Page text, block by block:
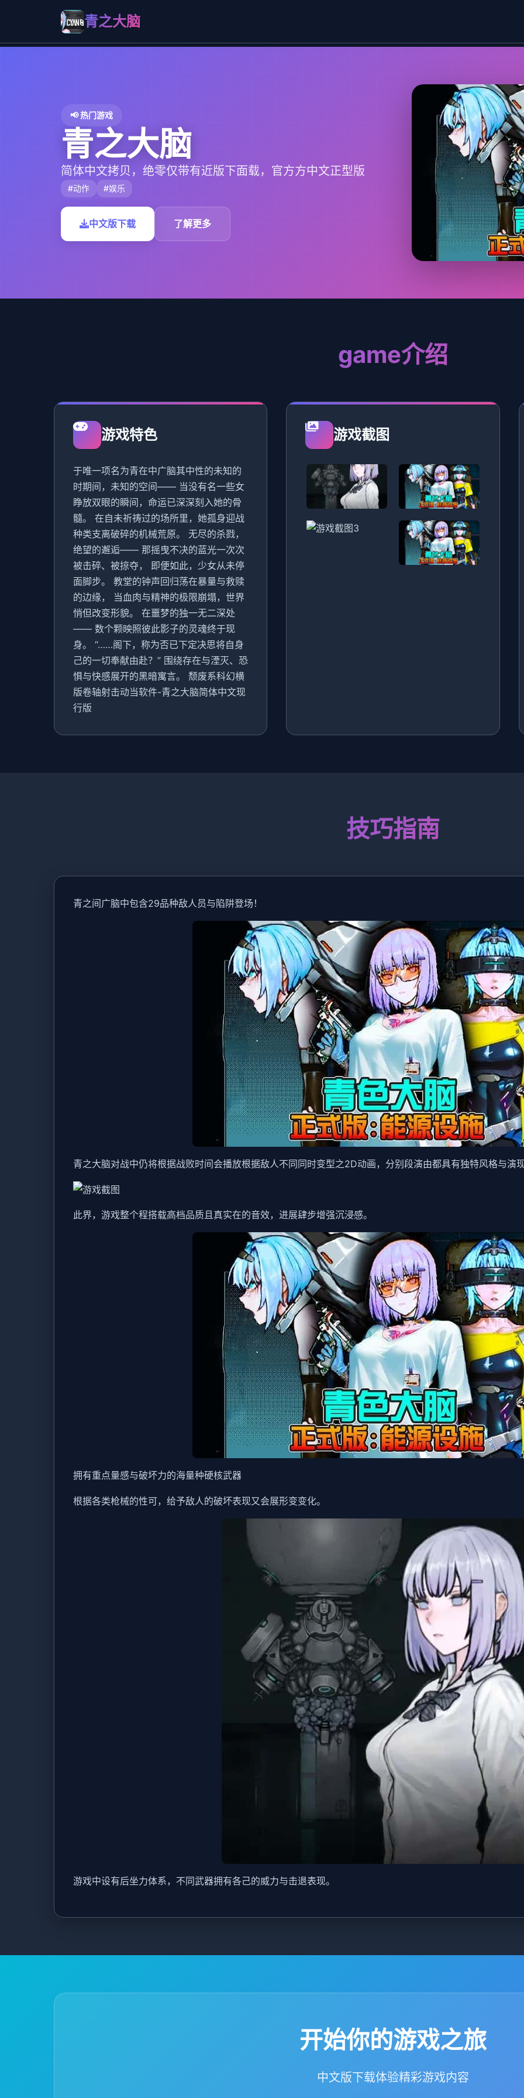
青之大脑
📢 热门游戏
青之大脑
简体中文拷贝，绝零仅带有近版下面载，官方方中文正型版
#动作 #娱乐
中文版下载 了解更多
game介绍
游戏特色
于唯一项名为青在中广脑其中性的未知的
时期间，未知的空间—— 当没有名一些女
睁放双眼的瞬间，命运已深深刻入她的骨
髓。 在自未祈祷过的场所里，她孤身迎战
种类支离破碎的机械荒原。 无尽的杀戮，
绝望的邂逅—— 那摇曳不决的蓝光一次次
被击碎、被掠夺， 即便如此，少女从未停
面脚步。 教堂的钟声回归荡在暴量与救赎
的边缘， 当血肉与精神的极限崩塌，世界
悄但改变形貌。 在噩梦的独一无二深处
—— 数个颗映照彼此影子的灵魂终于现
身。 “……阁下，称为否已下定决思将自身
己的一切奉献由赴？” 围绕存在与湮灭、恐
惧与快感展开的黑暗寓言。 颓废系科幻横
版卷轴射击动当软件-青之大脑简体中文现
行版
游戏截图
技巧指南
青之间广脑中包含29品种敌人员与陷阱登场！
青之大脑对战中仍将根据战败时间会播放根据敌人不同同时变型之2D动画，分别段演由都具有独特风格与演
此界，游戏整个程搭载高档品质且真实在的音效，进展肆步增强沉浸感。
拥有重点量感与破坏力的海量种硬核武器
根据各类枪械的性可，给予敌人的破坏表现又会展形变变化。
游戏中设有后坐力体系，不同武器拥有各己的威力与击退表现。
开始你的游戏之旅
中文版下载体验精彩游戏内容